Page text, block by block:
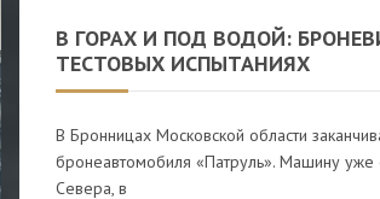
В ГОРАХ И ПОД ВОДОЙ:
ТЕСТОВЫХ ИСПЫТАНИЯХ
В Бронницах Московской области
бронеавтомобиля «Патруль». Машину уже
Севера, в